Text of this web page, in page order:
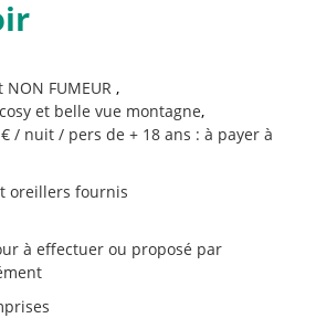
FUMEUR
et belle vue montagne
/ nuit / pers de + 18 ans : à payer à
oreillers fournis
à effectuer ou proposé par